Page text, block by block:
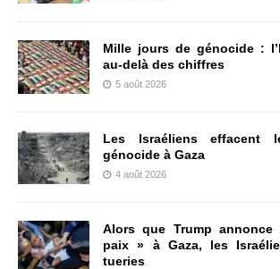
Mille jours de génocide :
au-delà des chiffres
5 août 2026
Les Israéliens effacent
génocide à Gaza
4 août 2026
Alors que Trump
paix » à Gaza, les
tueries